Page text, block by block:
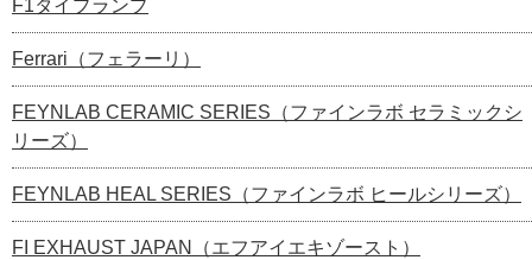
F1タイプランプ
Ferrari（フェラーリ）
FEYNLAB CERAMIC SERIES（ファインラボ セラミックシ
リーズ）
FEYNLAB HEAL SERIES（ファインラボ ヒールシリーズ）
FI EXHAUST JAPAN（エフアイエキゾースト）